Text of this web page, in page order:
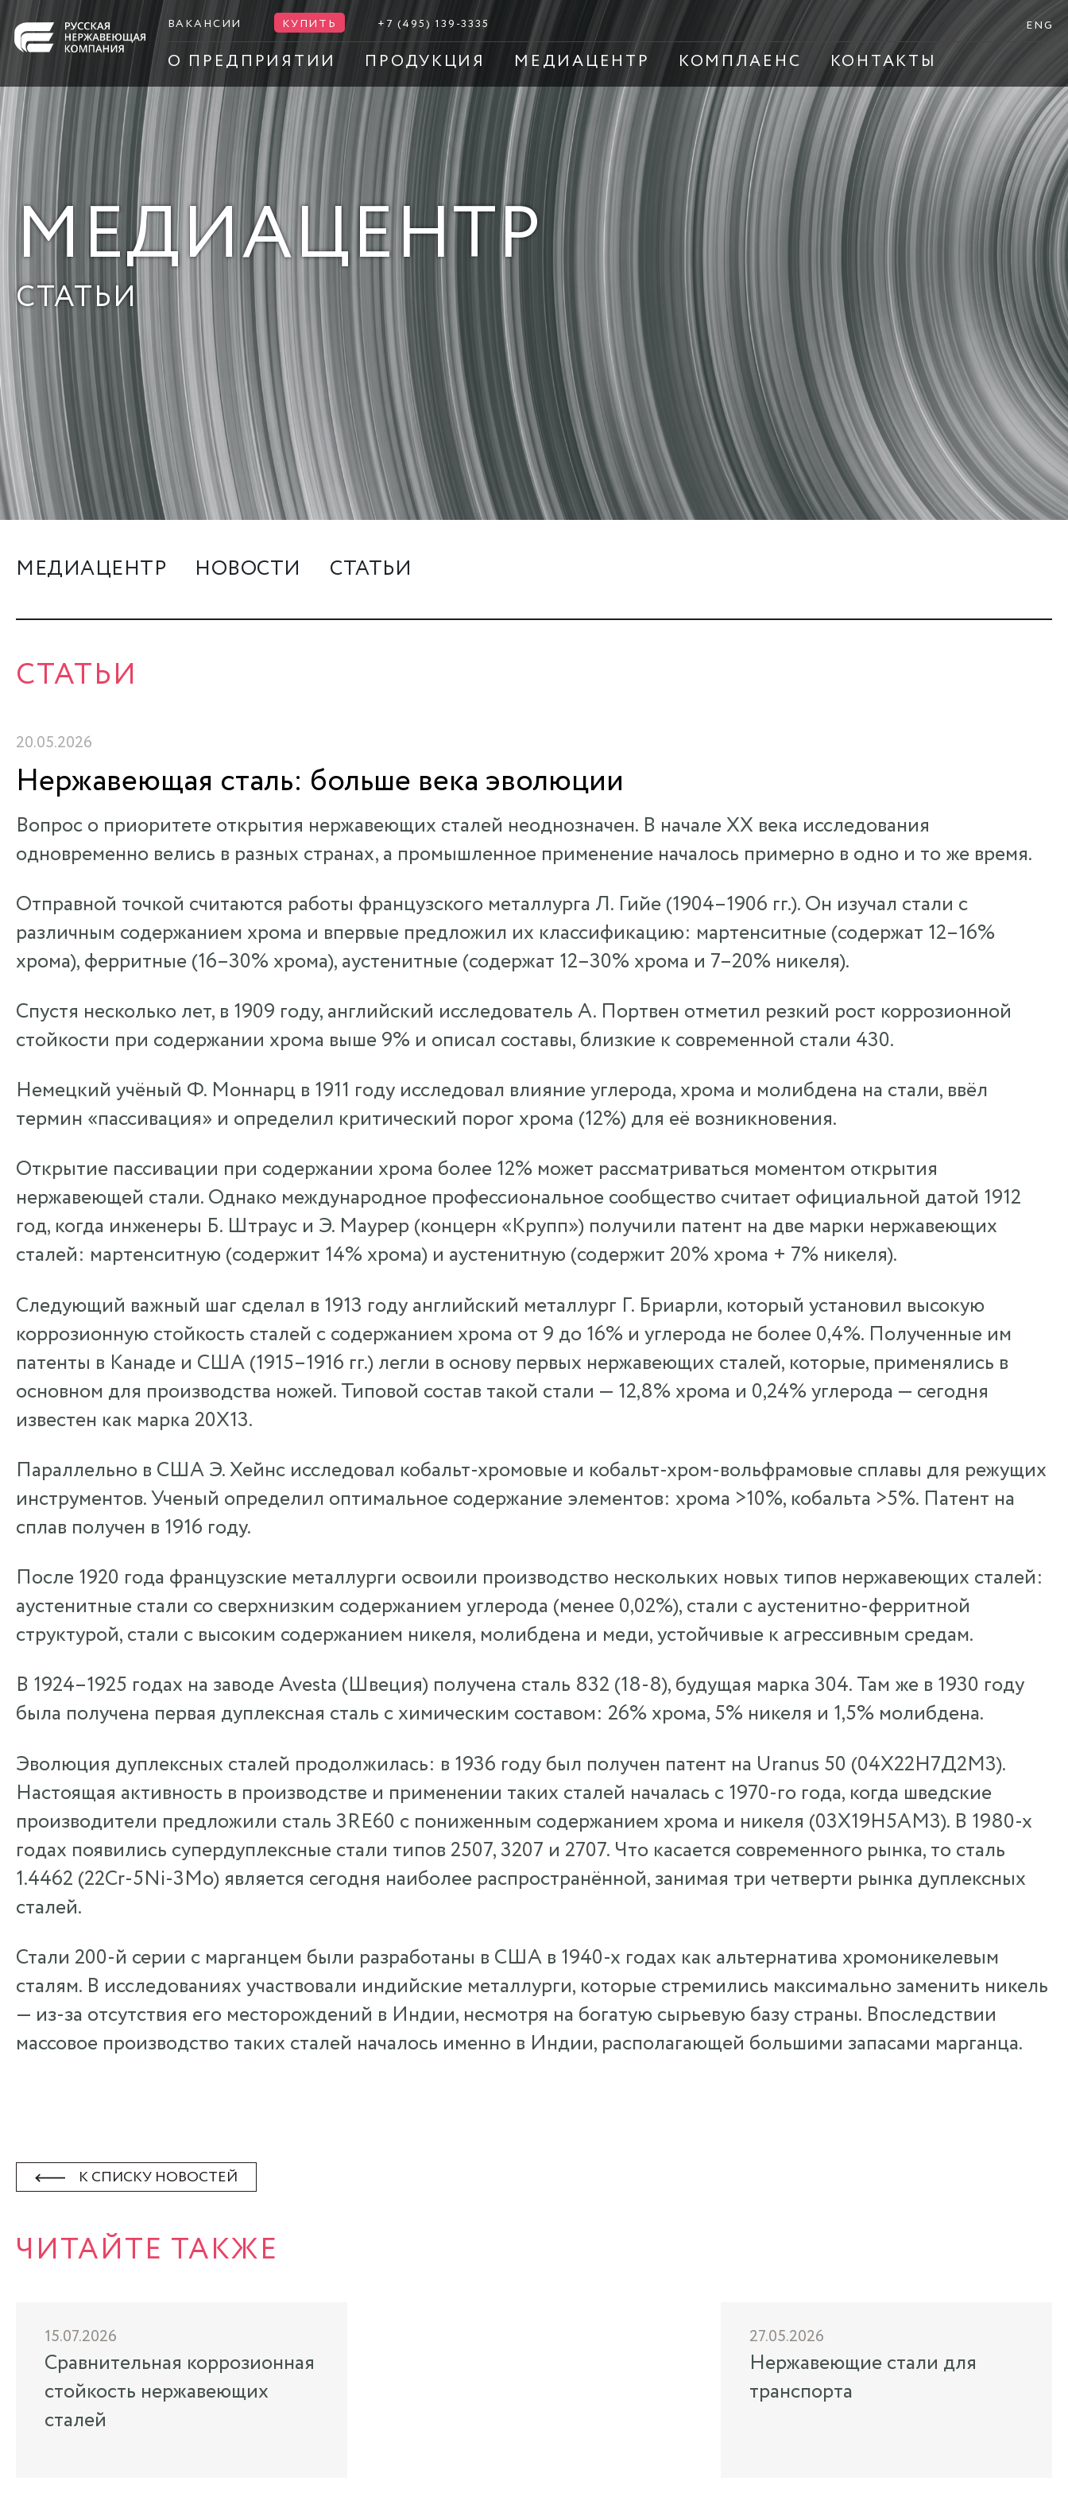
ВАКАНСИИ КУПИТЬ +7 (495) 139-3335
О ПРЕДПРИЯТИИ ПРОДУКЦИЯ МЕДИАЦЕНТР КОМПЛАЕНС КОНТАКТЫ
ENG
МЕДИАЦЕНТР
СТАТЬИ
МЕДИАЦЕНТР НОВОСТИ СТАТЬИ
СТАТЬИ
20.05.2026
Нержавеющая сталь: больше века эволюции
Вопрос о приоритете открытия нержавеющих сталей неоднозначен. В начале XX века исследования
одновременно велись в разных странах, а промышленное применение началось примерно в одно и то же время.
Отправной точкой считаются работы французского металлурга Л. Гийе (1904–1906 гг.). Он изучал стали с
различным содержанием хрома и впервые предложил их классификацию: мартенситные (содержат 12–16%
хрома), ферритные (16–30% хрома), аустенитные (содержат 12–30% хрома и 7–20% никеля).
Спустя несколько лет, в 1909 году, английский исследователь А. Портвен отметил резкий рост коррозионной
стойкости при содержании хрома выше 9% и описал составы, близкие к современной стали 430.
Немецкий учёный Ф. Моннарц в 1911 году исследовал влияние углерода, хрома и молибдена на стали, ввёл
термин «пассивация» и определил критический порог хрома (12%) для её возникновения.
Открытие пассивации при содержании хрома более 12% может рассматриваться моментом открытия
нержавеющей стали. Однако международное профессиональное сообщество считает официальной датой 1912
год, когда инженеры Б. Штраус и Э. Маурер (концерн «Крупп») получили патент на две марки нержавеющих
сталей: мартенситную (содержит 14% хрома) и аустенитную (содержит 20% хрома + 7% никеля).
Следующий важный шаг сделал в 1913 году английский металлург Г. Бриарли, который установил высокую
коррозионную стойкость сталей с содержанием хрома от 9 до 16% и углерода не более 0,4%. Полученные им
патенты в Канаде и США (1915–1916 гг.) легли в основу первых нержавеющих сталей, которые, применялись в
основном для производства ножей. Типовой состав такой стали — 12,8% хрома и 0,24% углерода — сегодня
известен как марка 20Х13.
Параллельно в США Э. Хейнс исследовал кобальт-хромовые и кобальт-хром-вольфрамовые сплавы для режущих
инструментов. Ученый определил оптимальное содержание элементов: хрома >10%, кобальта >5%. Патент на
сплав получен в 1916 году.
После 1920 года французские металлурги освоили производство нескольких новых типов нержавеющих сталей:
аустенитные стали со сверхнизким содержанием углерода (менее 0,02%), стали с аустенитно-ферритной
структурой, стали с высоким содержанием никеля, молибдена и меди, устойчивые к агрессивным средам.
В 1924–1925 годах на заводе Avesta (Швеция) получена сталь 832 (18‑8), будущая марка 304. Там же в 1930 году
была получена первая дуплексная сталь с химическим составом: 26% хрома, 5% никеля и 1,5% молибдена.
Эволюция дуплексных сталей продолжилась: в 1936 году был получен патент на Uranus 50 (04Х22Н7Д2М3).
Настоящая активность в производстве и применении таких сталей началась с 1970-го года, когда шведские
производители предложили сталь 3RE60 с пониженным содержанием хрома и никеля (03Х19Н5АМ3). В 1980-х
годах появились супердуплексные стали типов 2507, 3207 и 2707. Что касается современного рынка, то сталь
1.4462 (22Cr-5Ni-3Mo) является сегодня наиболее распространённой, занимая три четверти рынка дуплексных
сталей.
Стали 200-й серии с марганцем были разработаны в США в 1940-х годах как альтернатива хромоникелевым
сталям. В исследованиях участвовали индийские металлурги, которые стремились максимально заменить никель
— из-за отсутствия его месторождений в Индии, несмотря на богатую сырьевую базу страны. Впоследствии
массовое производство таких сталей началось именно в Индии, располагающей большими запасами марганца.
К СПИСКУ НОВОСТЕЙ
ЧИТАЙТЕ ТАКЖЕ
15.07.2026
Сравнительная коррозионная
стойкость нержавеющих
сталей
27.05.2026
Нержавеющие стали для
транспорта